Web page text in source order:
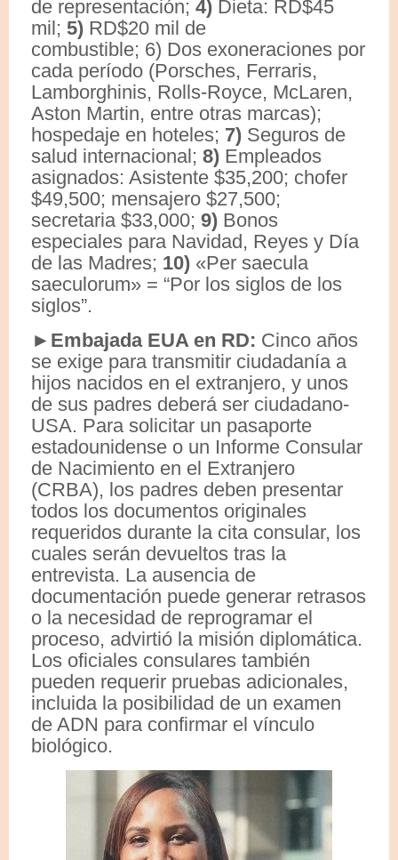
de representación; 4) Dieta: RD$45
mil; 5) RD$20 mil de
combustible; 6) Dos exoneraciones por
cada período (Porsches, Ferraris,
Lamborghinis, Rolls-Royce, McLaren,
Aston Martin, entre otras marcas);
hospedaje en hoteles; 7) Seguros de
salud internacional; 8) Empleados
asignados: Asistente $35,200; chofer
$49,500; mensajero $27,500;
secretaria $33,000; 9) Bonos
especiales para Navidad, Reyes y Día
de las Madres; 10) «Per saecula
saeculorum» = “Por los siglos de los
siglos”.
► Embajada EUA en RD: Cinco años
se exige para transmitir ciudadanía a
hijos nacidos en el extranjero, y unos
de sus padres deberá ser ciudadano-
USA. Para solicitar un pasaporte
estadounidense o un Informe Consular
de Nacimiento en el Extranjero
(CRBA), los padres deben presentar
todos los documentos originales
requeridos durante la cita consular, los
cuales serán devueltos tras la
entrevista. La ausencia de
documentación puede generar retrasos
o la necesidad de reprogramar el
proceso, advirtió la misión diplomática.
Los oficiales consulares también
pueden requerir pruebas adicionales,
incluida la posibilidad de un examen
de ADN para confirmar el vínculo
biológico.